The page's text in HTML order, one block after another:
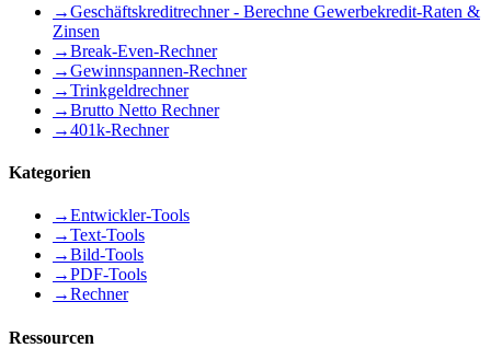
→Geschäftskreditrechner - Berechne Gewerbekredit-Raten &
Zinsen
→Break-Even-Rechner
→Gewinnspannen-Rechner
→Trinkgeldrechner
→Brutto Netto Rechner
→401k-Rechner
Kategorien
→Entwickler-Tools
→Text-Tools
→Bild-Tools
→PDF-Tools
→Rechner
Ressourcen